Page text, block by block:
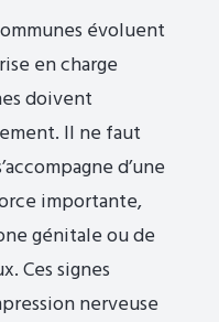
évoluent
en charge
doivent
Il ne faut
d’une
importante,
génitale ou de
Ces signes
nerveuse